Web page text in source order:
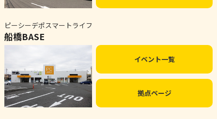
ピーシーデポスマートライフ
船橋BASE
イベント一覧
拠点ページ